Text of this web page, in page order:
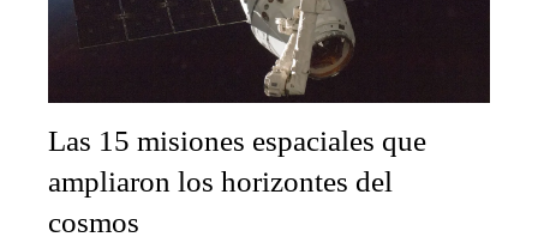
Las 15 misiones espaciales que
ampliaron los horizontes del
cosmos